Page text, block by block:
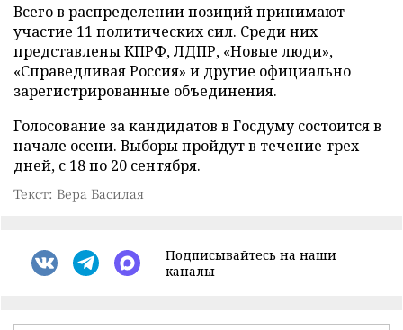
Всего в распределении позиций принимают
участие 11 политических сил. Среди них
представлены КПРФ, ЛДПР, «Новые люди»,
«Справедливая Россия» и другие официально
зарегистрированные объединения.
Голосование за кандидатов в Госдуму состоится в
начале осени. Выборы пройдут в течение трех
дней, с 18 по 20 сентября.
Текст: Вера Басилая
Подписывайтесь на наши
каналы